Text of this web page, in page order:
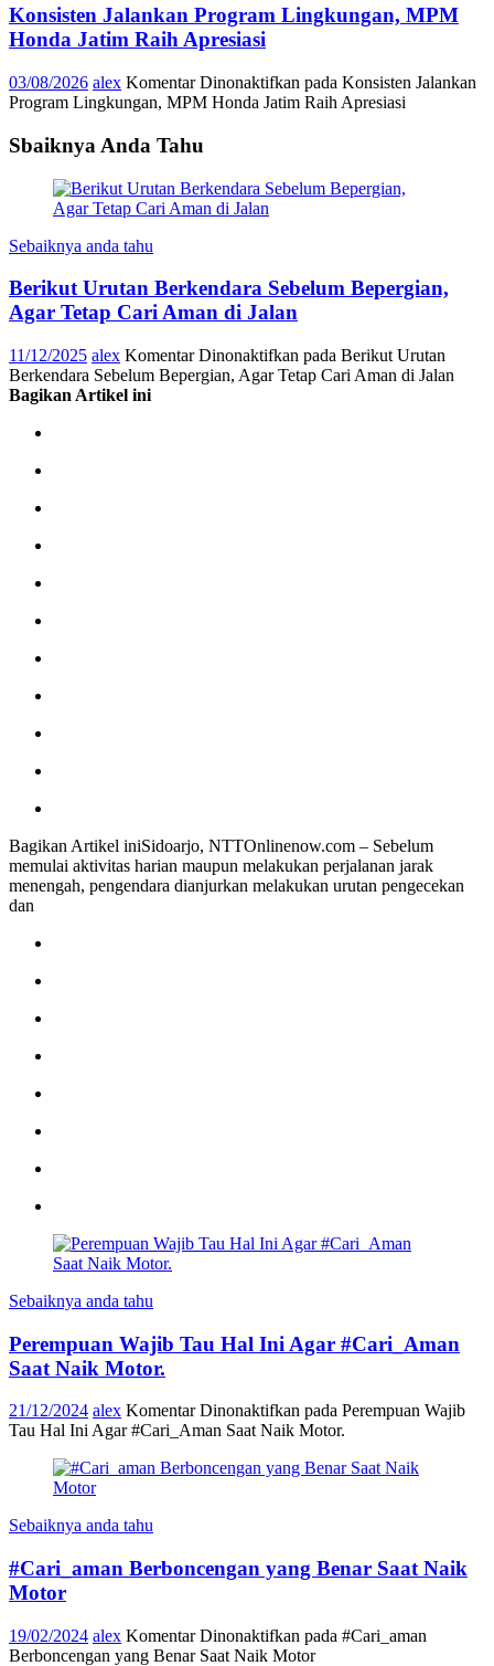
Konsisten Jalankan Program Lingkungan, MPM
Honda Jatim Raih Apresiasi
03/08/2026 alex Komentar Dinonaktifkan pada Konsisten Jalankan
Program Lingkungan, MPM Honda Jatim Raih Apresiasi
Sbaiknya Anda Tahu
Sebaiknya anda tahu
Berikut Urutan Berkendara Sebelum Bepergian,
Agar Tetap Cari Aman di Jalan
11/12/2025 alex Komentar Dinonaktifkan pada Berikut Urutan
Berkendara Sebelum Bepergian, Agar Tetap Cari Aman di Jalan
Bagikan Artikel ini
Bagikan Artikel iniSidoarjo, NTTOnlinenow.com – Sebelum
memulai aktivitas harian maupun melakukan perjalanan jarak
menengah, pengendara dianjurkan melakukan urutan pengecekan
dan
Sebaiknya anda tahu
Perempuan Wajib Tau Hal Ini Agar #Cari_Aman
Saat Naik Motor.
21/12/2024 alex Komentar Dinonaktifkan pada Perempuan Wajib
Tau Hal Ini Agar #Cari_Aman Saat Naik Motor.
Sebaiknya anda tahu
#Cari_aman Berboncengan yang Benar Saat Naik
Motor
19/02/2024 alex Komentar Dinonaktifkan pada #Cari_aman
Berboncengan yang Benar Saat Naik Motor